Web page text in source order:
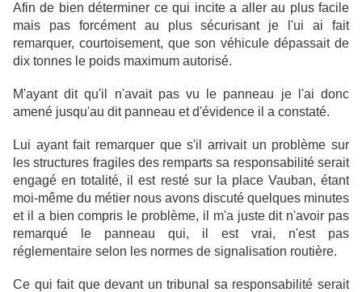
Afin de bien déterminer ce qui incite a aller au plus facile
mais pas forcément au plus sécurisant je l'ui ai fait
remarquer, courtoisement, que son véhicule dépassait de
dix tonnes le poids maximum autorisé.
M'ayant dit qu'il n'avait pas vu le panneau je l'ai donc
amené jusqu'au dit panneau et d'évidence il a constaté.
Lui ayant fait remarquer que s'il arrivait un problème sur
les structures fragiles des remparts sa responsabilité serait
engagé en totalité, il est resté sur la place Vauban, étant
moi-même du métier nous avons discuté quelques minutes
et il a bien compris le problème, il m'a juste dit n'avoir pas
remarqué le panneau qui, il est vrai, n'est pas
réglementaire selon les normes de signalisation routière.
Ce qui fait que devant un tribunal sa responsabilité serait